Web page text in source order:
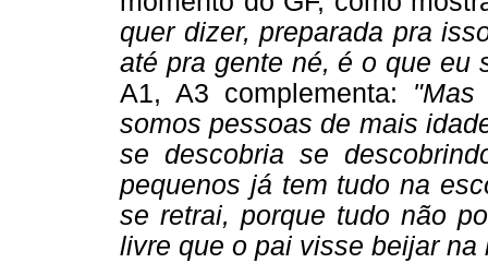
quer dizer, preparada pra
até pra gente né, é o que eu
A1, A3 complementa:
somos pessoas de mais
se descobria se
pequenos já tem tudo na
se retrai, porque tudo não
livre que o pai visse beijar